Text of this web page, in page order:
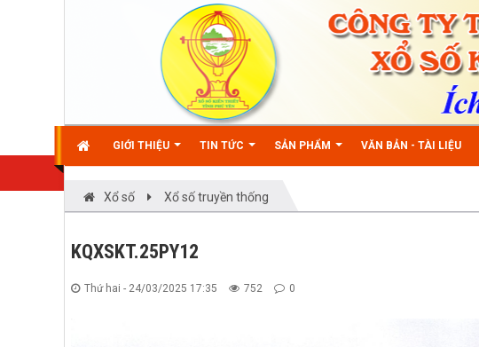
GIỚI THIỆU TIN TỨC SẢN PHẨM VĂN BẢN - TÀI LIỆU
Xổ số Xổ số truyền thống
KQXSKT.25PY12
Thứ hai - 24/03/2025 17:35 752 0